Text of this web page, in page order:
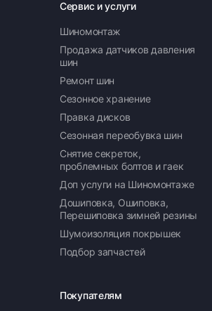
Сервис и услуги
Шиномонтаж
Продажа датчиков давления
шин
Ремонт шин
Сезонное хранение
Правка дисков
Сезонная переобувка шин
Снятие секреток,
проблемных болтов и гаек
Доп услуги на Шиномонтаже
Дошиповка, Ошиповка,
Перешиповка зимней резины
Шумоизоляция покрышек
Подбор запчастей
Покупателям